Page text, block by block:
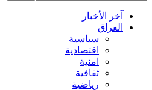
آخر الأخبار
العراق
سياسية
اقتصادية
امنية
ثقافية
رياضية